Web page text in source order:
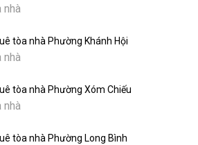
nhà
tòa nhà Phường Khánh Hội
nhà
tòa nhà Phường Xóm Chiếu
nhà
tòa nhà Phường Long Bình